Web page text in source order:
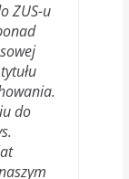
ZUS-u
do